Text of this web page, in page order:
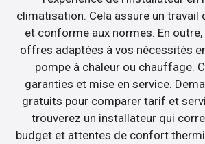
climatisation. Cela assure un travail
et conforme aux normes. En
offres adaptées à vos nécessités
pompe à chaleur ou chauffage.
garanties et mise en service.
gratuits pour comparer tarif et
trouverez un installateur qui
budget et attentes de confort